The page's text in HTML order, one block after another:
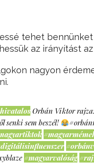
tehet
az irányítást
nagyon
Orbán Viktor
senki sem beszél!
#magyarvalóság